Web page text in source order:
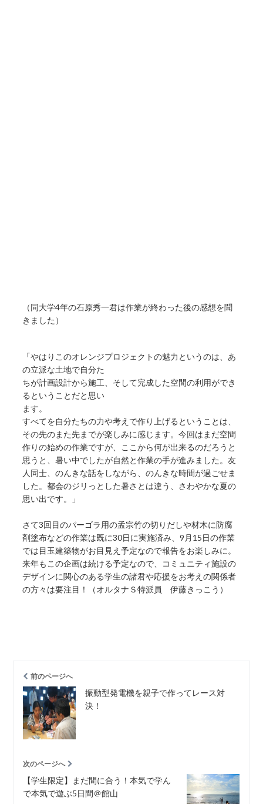
（同大学4年の石原秀一君は作業が終わった後の感想を聞
きました）
「やはりこのオレンジプロジェクトの魅力というのは、あ
の立派な土地で自分た
ちが計画設計から施工、そして完成した空間の利用ができ
るということだと思い
ます。
すべてを自分たちの力や考えで作り上げるということは、
その先のまた先までが楽しみに感じます。今回はまだ空間
作りの始めの作業ですが、ここから何が出来るのだろうと
思うと、暑い中でしたが自然と作業の手が進みました。友
人同士、のんきな話をしながら、のんきな時間が過ごせま
した。都会のジリっとした暑さとは違う、さわやかな夏の
思い出です。」
さて3回目のパーゴラ用の孟宗竹の切りだしや材木に防腐
剤塗布などの作業は既に30日に実施済み、9月15日の作業
では目玉建築物がお目見え予定なので報告をお楽しみに。
来年もこの企画は続ける予定なので、コミュニティ施設の
デザインに関心のある学生の諸君や応援をお考えの関係者
の方々は要注目！（オルタナＳ特派員 伊藤きっこう）
前のページへ
振動型発電機を親子で作ってレース対
決！
次のページへ
【学生限定】まだ間に合う！本気で学ん
で本気で遊ぶ5日間＠館山